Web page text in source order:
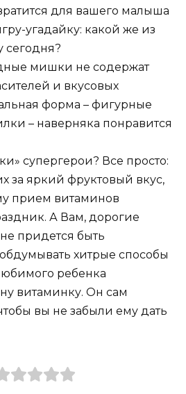
для вашего малыша
угадайку: какой же из
сегодня?
мишки не содержат
и вкусовых
форма – фигурные
– наверняка понравится
супергерои? Все просто:
за яркий фруктовый вкус,
прием витаминов
А Вам, дорогие
придется быть
хитрые способы
ребенка
витаминку. Он сам
вы не забыли ему дать